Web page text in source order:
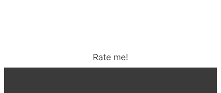
Rate me!